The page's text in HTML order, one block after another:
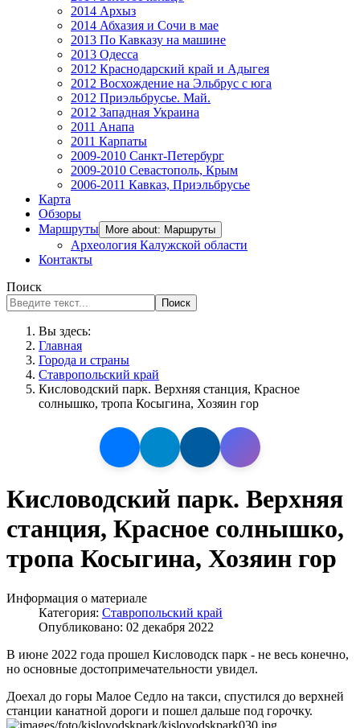
2014 Архыз
2014 Абхазия и Сочи в мае
2013 По Кавказу на машине
2013 Одесса
2012 Краснодарский край и Адыгея
2012 Восхождение на Эльбрус с юга
2012 Приэльбрусье. Май.
2012 Западная Украина
2011 Анапа
2011 Карпаты
2009-2010 Санкт-Петербург
2009-2010 Севастополь, Крым
2006-2011 Кавказ, Приэльбрусье
Карта
Обзоры
Маршруты
More about: Маршруты
Археология Калужской области
Контакты
Поиск
Поиск
Вы здесь:
Главная
Города и страны
Ставропольский край
Кисловодский парк. Верхняя станция, Красное
солнышко, тропа Косыгина, Хозяин гор
Кисловодский парк. Верхняя
станция, Красное солнышко,
тропа Косыгина, Хозяин гор
Информация о материале
Категория: Ставропольский край
Опубликовано: 02 декабря 2022
В июне 2022 года прошел Кисловодск парк - не весь конечно,
но основные достопримечательности увидел.
Доехал до горы Малое Седло на такси, спустился до верхней
станции канатной дороги и пошел дальше под горочку.